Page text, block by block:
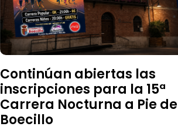
Continúan abiertas las
inscripciones para la 15ª
Carrera Nocturna a Pie de
Boecillo